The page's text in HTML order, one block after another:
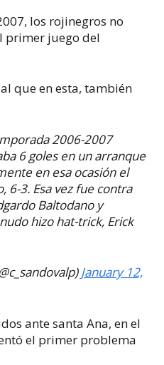
los rojinegros no
primer juego del
que en esta, también
2006-2007
6 goles en un arranque
en esa ocasión el
6-3. Esa vez fue contra
Baltodano y
hizo hat-trick, Erick
January 12,
ante santa Ana, en el
el primer problema